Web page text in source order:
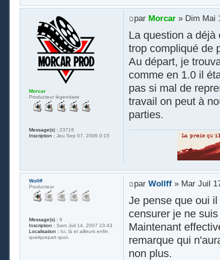
par Morcar» Dim Mai
La question a
trop compliqué de
Au départ, je
comme en 1.0 il
pas si mal de
travail on peut à
parties.
Morcar
Producteur légendaire
Message(s) : 23716
Inscription : Jeu Sep 07, 2006 0:15
par Wollff» Mar Juil
Je pense que oui
censurer je ne
Maintenant
remarque qui
non plus.
Wollff
Producteur
Message(s) : 6
Inscription : Sam Juil 14, 2007 23:43
Localisation : Ici, là et ailleurs enfin
quelquepart quoi.